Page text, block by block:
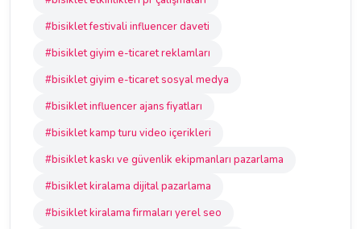
#bisiklet festivali influencer daveti
#bisiklet giyim e-ticaret reklamları
#bisiklet giyim e-ticaret sosyal medya
#bisiklet influencer ajans fiyatları
#bisiklet kamp turu video içerikleri
#bisiklet kaskı ve güvenlik ekipmanları pazarlama
#bisiklet kiralama dijital pazarlama
#bisiklet kiralama firmaları yerel seo